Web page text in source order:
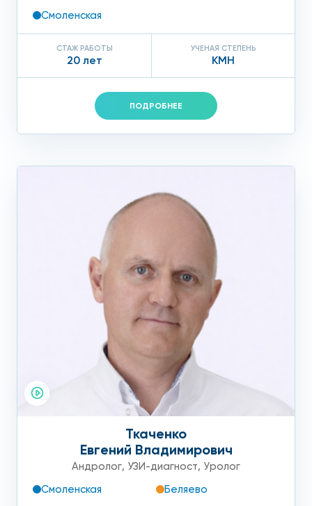
Смоленская
СТАЖ РАБОТЫ
20 лет
УЧЕНАЯ СТЕПЕНЬ
КМН
ПОДРОБНЕЕ
Ткаченко
Евгений Владимирович
Андролог, УЗИ-диагност, Уролог
Смоленская
Беляево